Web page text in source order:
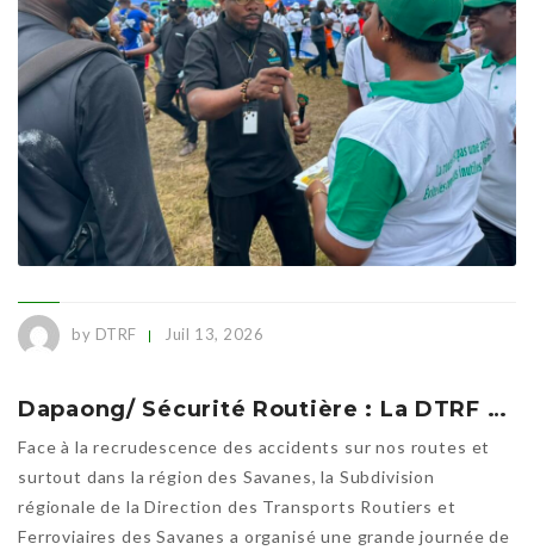
by DTRF Juil 13, 2026
Dapaong/ Sécurité Routière : La DTRF sensibilise contre la recrudescence des accidents dans les Savanes
Face à la recrudescence des accidents sur nos routes et
surtout dans la région des Savanes, la Subdivision
régionale de la Direction des Transports Routiers et
Ferroviaires des Savanes a organisé une grande journée de